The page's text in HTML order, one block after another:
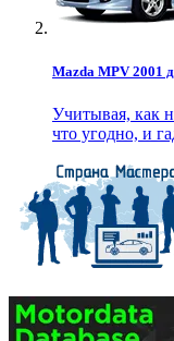
Mazda MPV 2001
Учитывая, как
что угодно, и